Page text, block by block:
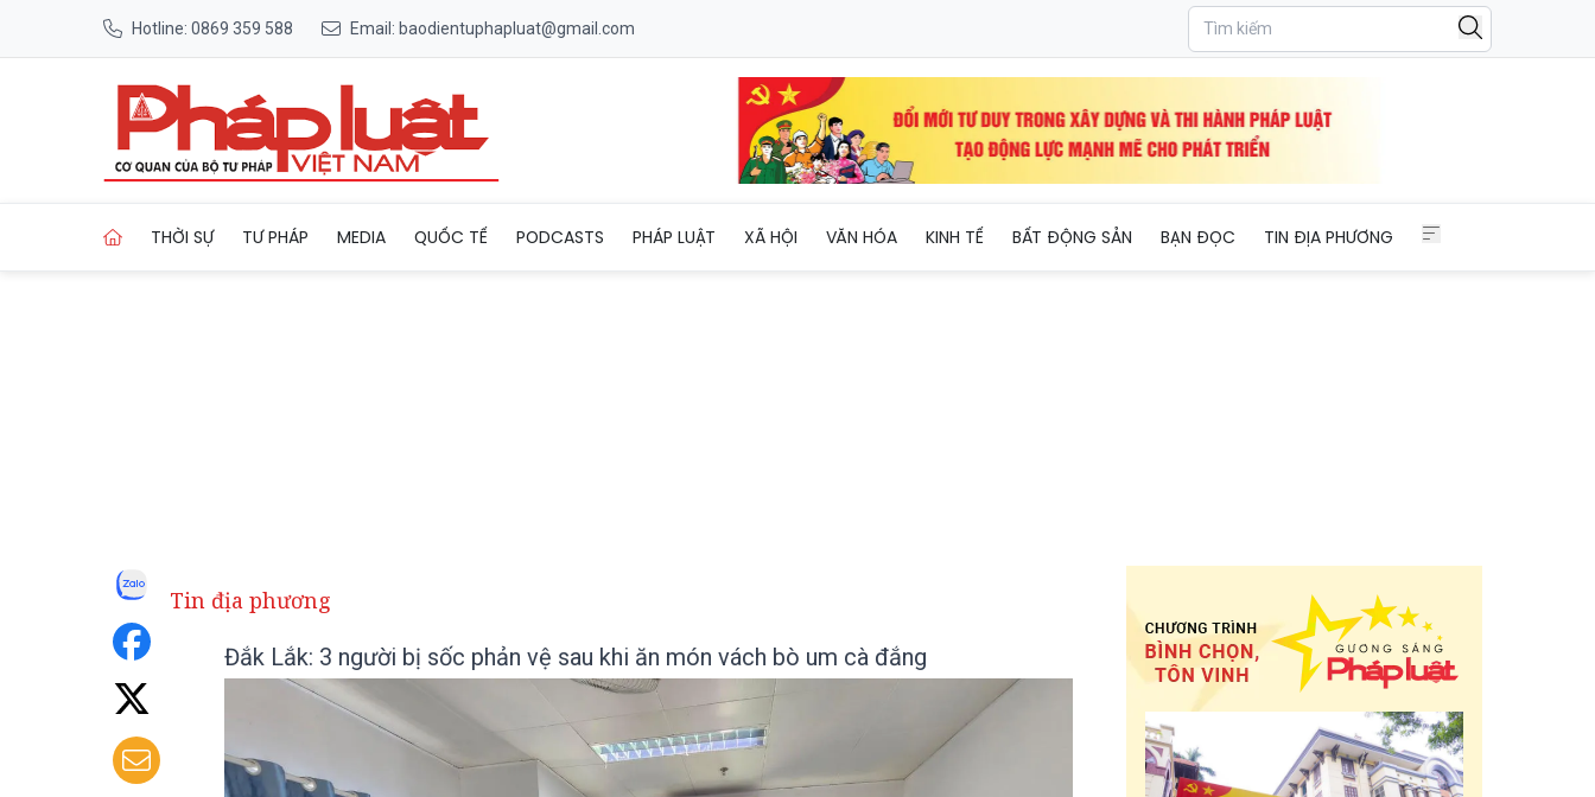
Hotline: 0869 359 588 Email: baodientuphapluat@gmail.com
THỜI SỰ TƯ PHÁP MEDIA QUỐC TẾ PODCASTS PHÁP LUẬT XÃ HỘI VĂN HÓA KINH TẾ BẤT ĐỘNG SẢN BẠN ĐỌC TIN ĐỊA PHƯƠNG
Tin địa phương
Đắk Lắk: 3 người bị sốc phản vệ sau khi ăn món vách bò um cà đắng